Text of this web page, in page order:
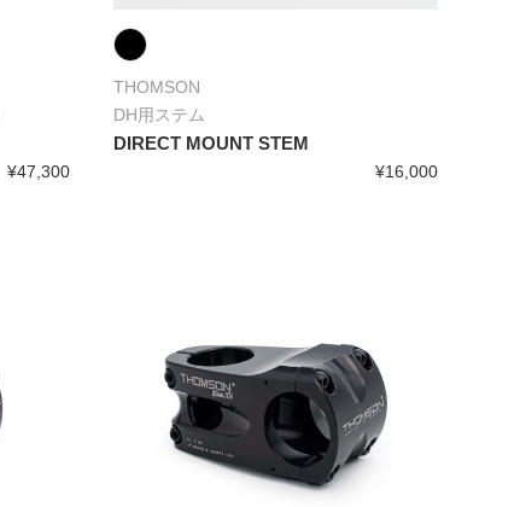
¥47,300
THOMSON
DH用ステム
DIRECT MOUNT STEM
¥16,000